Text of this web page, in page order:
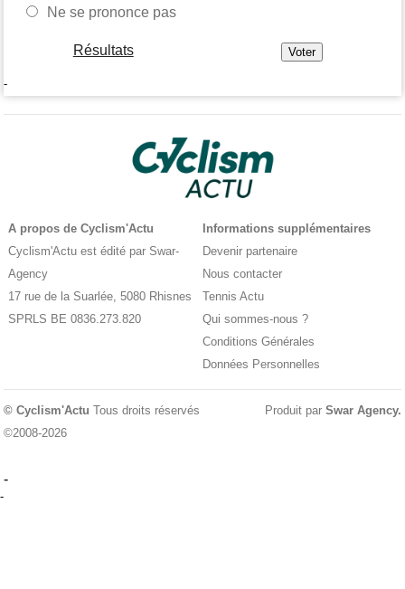
Ne se prononce pas
Résultats
-
A propos de Cyclism'Actu
Cyclism'Actu est édité par Swar-
Agency
17 rue de la Suarlée, 5080 Rhisnes
SPRLS BE 0836.273.820
Informations supplémentaires
Devenir partenaire
Nous contacter
Tennis Actu
Qui sommes-nous ?
Conditions Générales
Données Personnelles
© Cyclism'Actu Tous droits réservés
©2008-2026
Produit par Swar Agency.
-
-